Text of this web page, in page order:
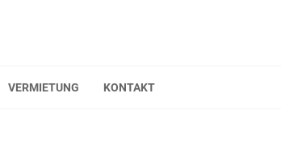
VERMIETUNG KONTAKT